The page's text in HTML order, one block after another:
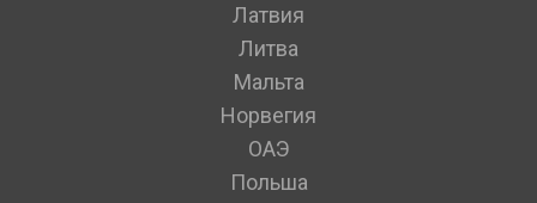
Латвия
Литва
Мальта
Норвегия
ОАЭ
Польша